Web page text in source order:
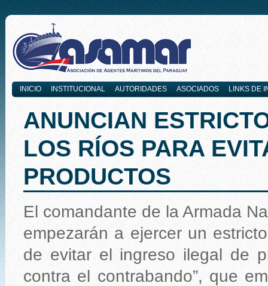
INICIO INSTITUCIONAL AUTORIDADES ASOCIADOS LINKS DE
ANUNCIAN
LOS RÍOS PARA
PRODUCTOS
El comandante de la Armada
empezarán a ejercer un
de evitar el ingreso ilegal de
contra el contrabando”, que